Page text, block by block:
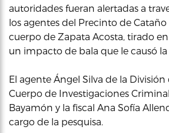
autoridades fueran alertadas a
los agentes del Precinto de
cuerpo de Zapata Acosta, tirado
un impacto de bala que le causó
El agente Ángel Silva de la
Cuerpo de Investigaciones
Bayamón y la fiscal Ana Sofía
cargo de la pesquisa.